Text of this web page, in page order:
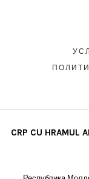
CRP CU HRAMUL